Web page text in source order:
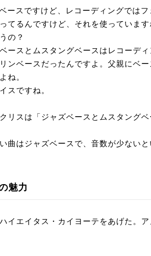
ースですけど、レコーディングでは
てるんですけど、それを使っています
の？
ースとムスタングベースはレコーデ
ンベースだったんですよ。父親にベ
ね。
スですね。
リスは「ジャズベースとムスタング
曲はジャズベースで、音数が少ない
魅力
イエイタス・カイヨーテをあげた。